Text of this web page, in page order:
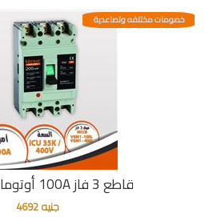
قاطع 3 فاز 100A أوتوماتيك MCCB
خصومات مختلفه وتصاعدية
جنيه 4692